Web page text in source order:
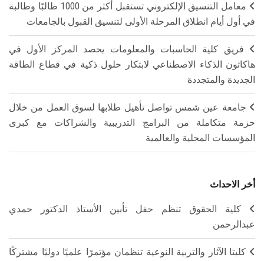
معامل التنسيق الإلكتروني تستقبل أكثر من 1000 طالبًا وطالبة
في أول أيام انطلاق المرحلة الأولى لتنسيق القبول بالجامعات
فريق كلية الحاسبات والمعلومات يحصد المركز الأول في
هاكاثون الذكاء الاصطناعي لابتكار حلول ذكية في قطاع الطاقة
الجديدة والمتجددة
جامعة عين شمس تواصل تأهيل طلابها لسوق العمل من خلال
حزمة متكاملة من البرامج التدريبية والشراكات مع كبرى
المؤسسات المحلية والعالمية
أخر الاحداث
كلية الحقوق تنظم حفل تأبين الأستاذ الدكتور حمدي
عبدالرحمن
كليتا الآثار والتربية النوعية تنظمان مؤتمرًا علميًا دوليًا مشتركًا